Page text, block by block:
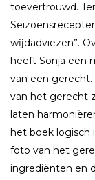
toevertrouwd.
wĳdadviezen”.
heeft Sonja een
van een
van het gerecht
laten
het boek logisch
foto van het
ingrediënten en